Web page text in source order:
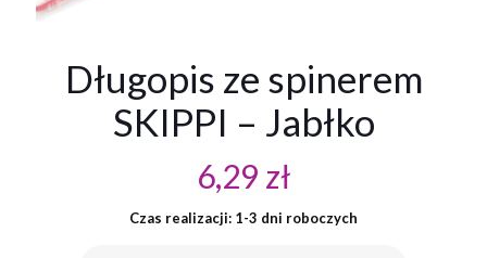
Długopis ze spinerem
SKIPPI – Jabłko
6,29 zł
Czas realizacji: 1-3 dni roboczych